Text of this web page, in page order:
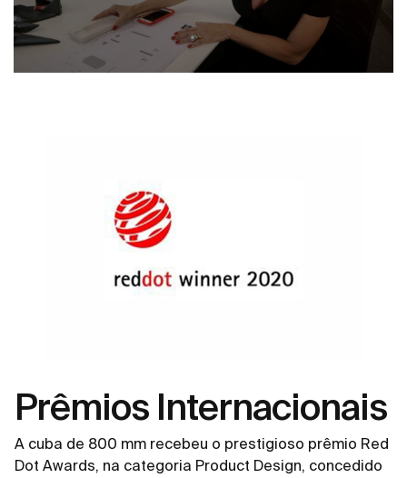
Prêmios Internacionais
A cuba de 800 mm recebeu o prestigioso prêmio Red
Dot Awards, na categoria Product Design, concedido